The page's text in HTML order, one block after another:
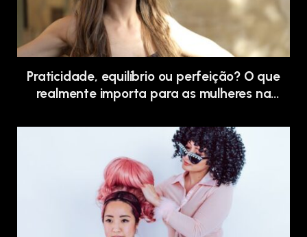
Praticidade, equilíbrio ou perfeição? O que
realmente importa para as mulheres na